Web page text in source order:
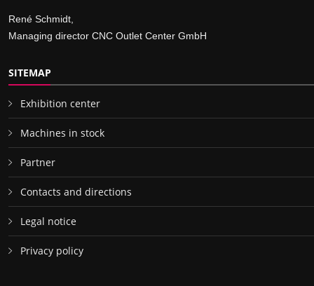
René Schmidt,
Managing director CNC Outlet Center GmbH
SITEMAP
Exhibition center
Machines in stock
Partner
Contacts and directions
Legal notice
Privacy policy